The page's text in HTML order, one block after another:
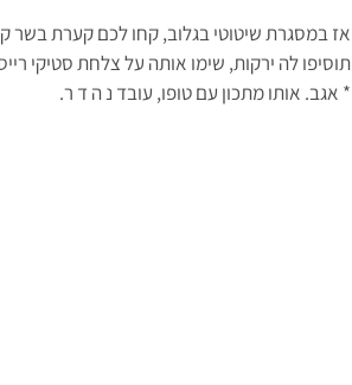
אז במסגרת שיטוטי בגלוב, קחו לכם קערת בשר
תוסיפו לה ירקות, שימו אותה על צלחת סטיקי
* אגב. אותו מתכון עם טופו, עובד נ ה ד ר.